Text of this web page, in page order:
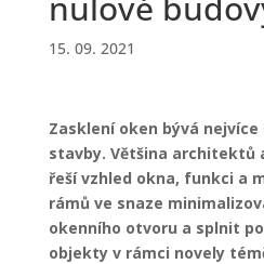
15. 09. 2021
Zasklení oken bývá
stavby. Většina architektů
řeší vzhled okna, funkci a
rámů ve snaze
okenního otvoru a splnit
objekty v rámci novely